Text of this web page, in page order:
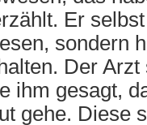
Er
sondern
Der
ihm gesagt,
gehe. Diese